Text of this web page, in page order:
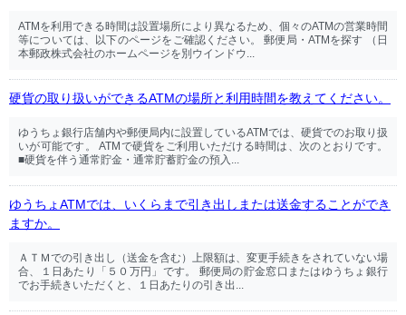
ATMを利用できる時間は設置場所により異なるため、個々のATMの営業時間
等については、以下のページをご確認ください。 郵便局・ATMを探す （日
本郵政株式会社のホームページを別ウインドウ...
硬貨の取り扱いができるATMの場所と利用時間を教えてください。
ゆうちょ銀行店舗内や郵便局内に設置しているATMでは、硬貨でのお取り扱
いが可能です。 ATMで硬貨をご利用いただける時間は、次のとおりです。
■硬貨を伴う通常貯金・通常貯蓄貯金の預入...
ゆうちょATMでは、いくらまで引き出しまたは送金することができ
ますか。
ＡＴＭでの引き出し（送金を含む）上限額は、変更手続きをされていない場
合、１日あたり「５０万円」です。 郵便局の貯金窓口またはゆうちょ銀行
でお手続きいただくと、１日あたりの引き出...